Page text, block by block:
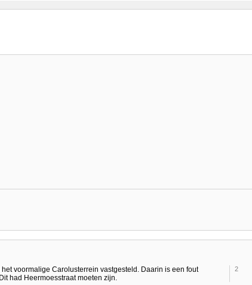
voormalige Carolusterrein vastgesteld. Daarin is een fout
had Heermoesstraat moeten zijn.
2